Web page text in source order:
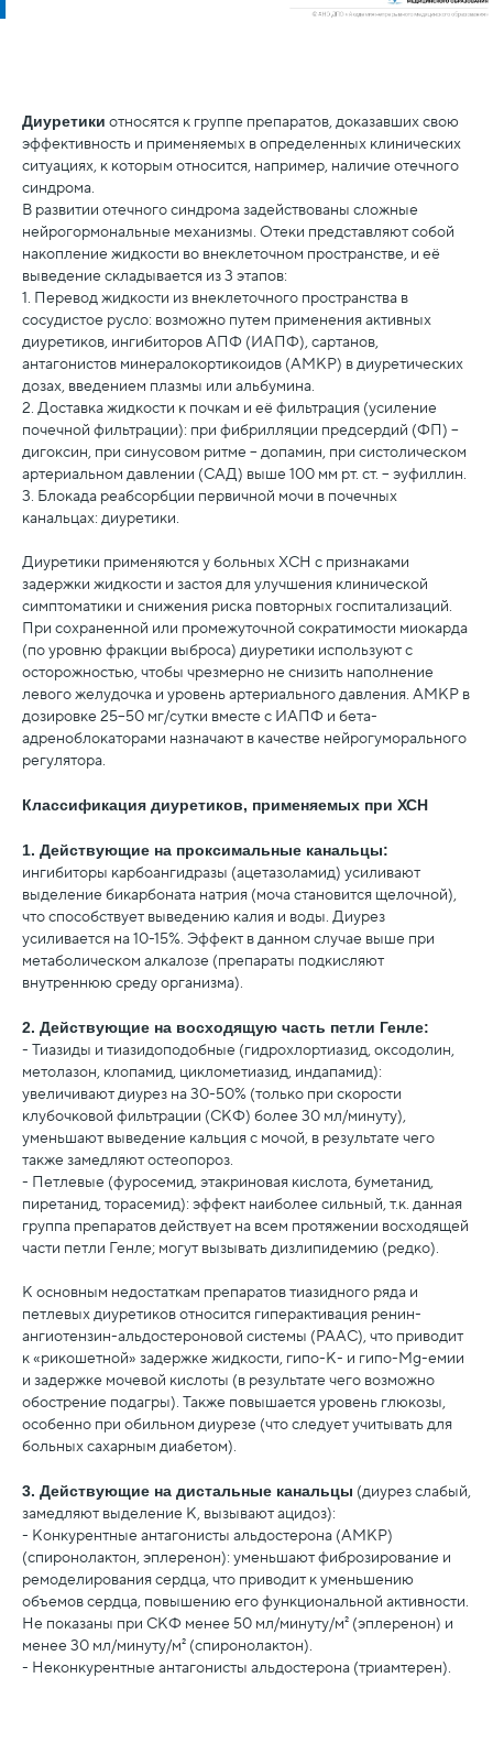
Диуретики относятся к группе препаратов, доказавших свою
эффективность и применяемых в определенных клинических
ситуациях, к которым относится, например, наличие отечного
синдрома.
В развитии отечного синдрома задействованы сложные
нейрогормональные механизмы. Отеки представляют собой
накопление жидкости во внеклеточном пространстве, и её
выведение складывается из 3 этапов:
1. Перевод жидкости из внеклеточного пространства в
сосудистое русло: возможно путем применения активных
диуретиков, ингибиторов АПФ (ИАПФ), сартанов,
антагонистов минералокортикоидов (АМКР) в диуретических
дозах, введением плазмы или альбумина.
2. Доставка жидкости к почкам и её фильтрация (усиление
почечной фильтрации): при фибрилляции предсердий (ФП) –
дигоксин, при синусовом ритме – допамин, при систолическом
артериальном давлении (САД) выше 100 мм рт. ст. – эуфиллин.
3. Блокада реабсорбции первичной мочи в почечных
канальцах: диуретики.
Диуретики применяются у больных ХСН с признаками
задержки жидкости и застоя для улучшения клинической
симптоматики и снижения риска повторных госпитализаций.
При сохраненной или промежуточной сократимости миокарда
(по уровню фракции выброса) диуретики используют с
осторожностью, чтобы чрезмерно не снизить наполнение
левого желудочка и уровень артериального давления. АМКР в
дозировке 25–50 мг/сутки вместе с ИАПФ и бета-
адреноблокаторами назначают в качестве нейрогуморального
регулятора.
Классификация диуретиков, применяемых при ХСН
1. Действующие на проксимальные канальцы:
ингибиторы карбоангидразы (ацетазоламид) усиливают
выделение бикарбоната натрия (моча становится щелочной),
что способствует выведению калия и воды. Диурез
усиливается на 10-15%. Эффект в данном случае выше при
метаболическом алкалозе (препараты подкисляют
внутреннюю среду организма).
2. Действующие на восходящую часть петли Генле:
- Тиазиды и тиазидоподобные (гидрохлортиазид, оксодолин,
метолазон, клопамид, циклометиазид, индапамид):
увеличивают диурез на 30-50% (только при скорости
клубочковой фильтрации (СКФ) более 30 мл/минуту),
уменьшают выведение кальция с мочой, в результате чего
также замедляют остеопороз.
- Петлевые (фуросемид, этакриновая кислота, буметанид,
пиретанид, торасемид): эффект наиболее сильный, т.к. данная
группа препаратов действует на всем протяжении восходящей
части петли Генле; могут вызывать дизлипидемию (редко).
К основным недостаткам препаратов тиазидного ряда и
петлевых диуретиков относится гиперактивация ренин-
ангиотензин-альдостероновой системы (РААС), что приводит
к «рикошетной» задержке жидкости, гипо-К- и гипо-Мg-емии
и задержке мочевой кислоты (в результате чего возможно
обострение подагры). Также повышается уровень глюкозы,
особенно при обильном диурезе (что следует учитывать для
больных сахарным диабетом).
3. Действующие на дистальные канальцы (диурез слабый,
замедляют выделение К, вызывают ацидоз):
- Конкурентные антагонисты альдостерона (АМКР)
(спиронолактон, эплеренон): уменьшают фиброзирование и
ремоделирования сердца, что приводит к уменьшению
объемов сердца, повышению его функциональной активности.
Не показаны при СКФ менее 50 мл/минуту/м² (эплеренон) и
менее 30 мл/минуту/м² (спиронолактон).
- Неконкурентные антагонисты альдостерона (триамтерен).